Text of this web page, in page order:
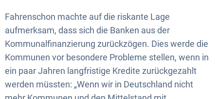
Fahrenschon machte auf die riskante Lage
aufmerksam, dass sich die Banken aus der
Kommunalfinanzierung zurückzögen. Dies werde die
Kommunen vor besondere Probleme stellen, wenn in
ein paar Jahren langfristige Kredite zurückgezahlt
werden müssten: „Wenn wir in Deutschland nicht